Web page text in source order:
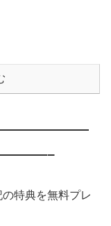
特典を無料プレ